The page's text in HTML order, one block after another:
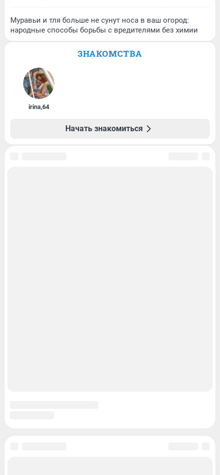
Муравьи и тля больше не сунут носа в ваш огород:
народные способы борьбы с вредителями без химии
ЗНАКОМСТВА
irina,64
Начать знакомиться